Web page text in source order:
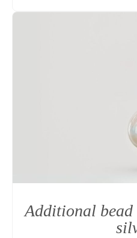
Additional